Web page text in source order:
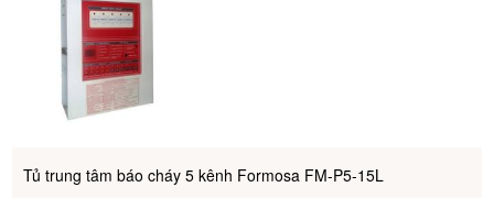
Tủ trung tâm báo cháy 5 kênh Formosa FM-P5-15L